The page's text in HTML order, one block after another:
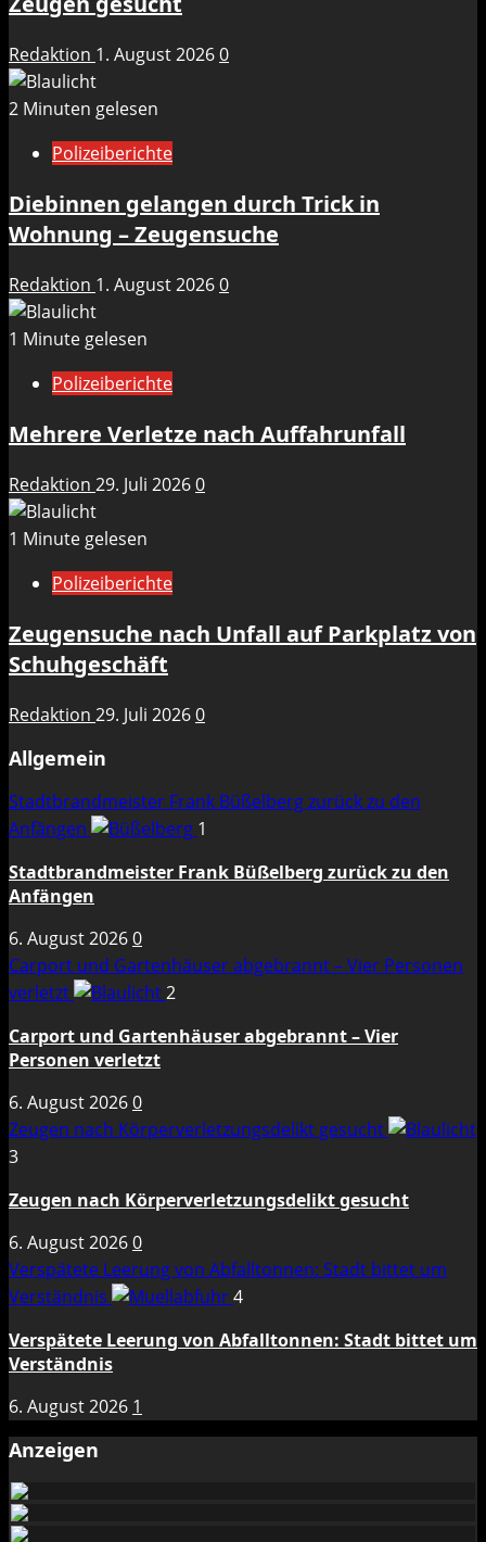
Redaktion 1. August 20260
2 Minuten gelesen
Polizeiberichte
Diebinnen gelangen durch Trick in
Wohnung – Zeugensuche
Redaktion 1. August 20260
1 Minute gelesen
Polizeiberichte
Mehrere Verletze nach Auffahrunfall
Redaktion 29. Juli 20260
1 Minute gelesen
Polizeiberichte
Zeugensuche nach Unfall auf Parkplatz von
Schuhgeschäft
Redaktion 29. Juli 20260
Allgemein
Stadtbrandmeister Frank Büßelberg zurück zu den
Anfängen
1
Stadtbrandmeister Frank Büßelberg zurück zu den
Anfängen
6. August 20260
Carport und Gartenhäuser abgebrannt – Vier Personen
verletzt
2
Carport und Gartenhäuser abgebrannt – Vier
Personen verletzt
6. August 20260
Zeugen nach Körperverletzungsdelikt gesucht
3
Zeugen nach Körperverletzungsdelikt gesucht
6. August 20260
Verspätete Leerung von Abfalltonnen: Stadt bittet um
Verständnis
4
Verspätete Leerung von Abfalltonnen: Stadt bittet um
Verständnis
6. August 2026 1
Anzeigen